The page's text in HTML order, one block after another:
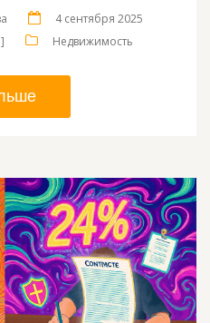
4 сентября 2025
Недвижимость